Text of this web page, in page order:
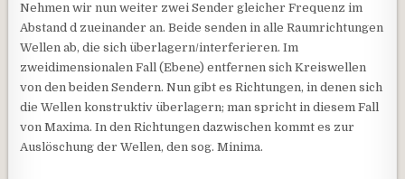
Nehmen wir nun weiter zwei Sender gleicher Frequenz im
Abstand d zueinander an. Beide senden in alle Raumrichtungen
Wellen ab, die sich überlagern/interferieren. Im
zweidimensionalen Fall (Ebene) entfernen sich Kreiswellen
von den beiden Sendern. Nun gibt es Richtungen, in denen sich
die Wellen konstruktiv überlagern; man spricht in diesem Fall
von Maxima. In den Richtungen dazwischen kommt es zur
Auslöschung der Wellen, den sog. Minima.